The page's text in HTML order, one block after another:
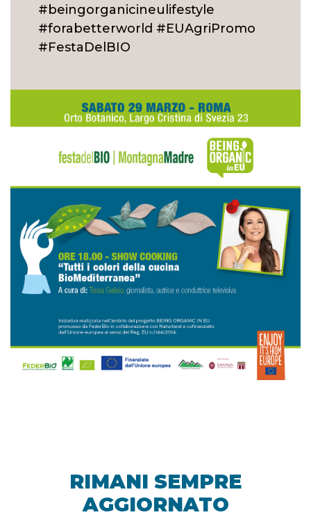
#beingorganicineulifestyle
#forabetterworld #EUAgriPromo
#FestaDelBIO
RIMANI SEMPRE
AGGIORNATO